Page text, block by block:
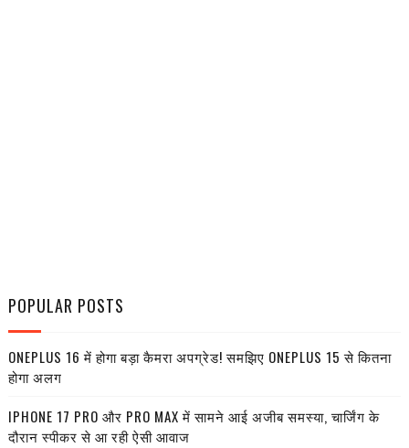
POPULAR POSTS
ONEPLUS 16 में होगा बड़ा कैमरा अपग्रेड! समझिए ONEPLUS 15 से कितना
होगा अलग
IPHONE 17 PRO और PRO MAX में सामने आई अजीब समस्या, चार्जिंग के
दौरान स्पीकर से आ रही ऐसी आवाज